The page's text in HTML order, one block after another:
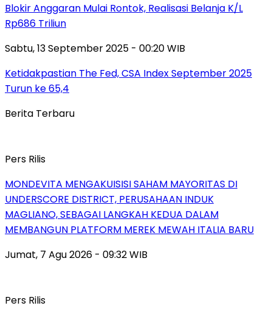
Blokir Anggaran Mulai Rontok, Realisasi Belanja K/L
Rp686 Triliun
Sabtu, 13 September 2025 - 00:20 WIB
Ketidakpastian The Fed, CSA Index September 2025
Turun ke 65,4
Berita Terbaru
Pers Rilis
MONDEVITA MENGAKUISISI SAHAM MAYORITAS DI
UNDERSCORE DISTRICT, PERUSAHAAN INDUK
MAGLIANO, SEBAGAI LANGKAH KEDUA DALAM
MEMBANGUN PLATFORM MEREK MEWAH ITALIA BARU
Jumat, 7 Agu 2026 - 09:32 WIB
Pers Rilis